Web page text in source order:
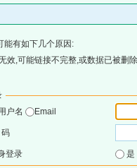
能有如下几个原因:
效,可能链接不完整,或数据已被删
户名
Email
登录